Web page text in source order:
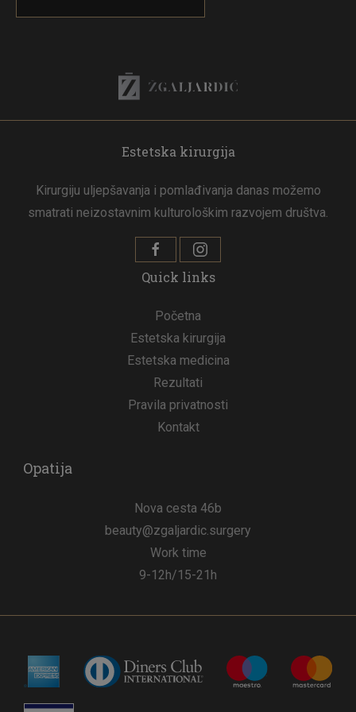
Estetska kirurgija
Kirurgiju uljepšavanja i pomlađivanja danas možemo
smatrati neizostavnim kulturološkim razvojem društva.
Quick links
Početna
Estetska kirurgija
Estetska medicina
Rezultati
Pravila privatnosti
Kontakt
Opatija
Nova cesta 46b
beauty@zgaljardic.surgery
Work time
9-12h/15-21h